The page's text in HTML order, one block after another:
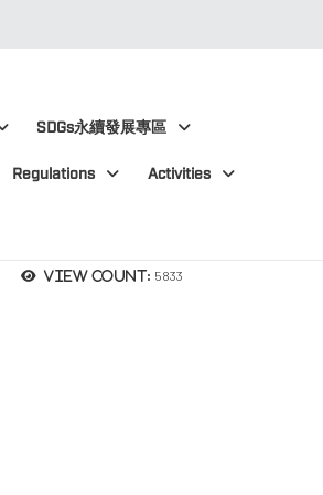
SDGs永續發展專區
Regulations Activities
View count: 5833